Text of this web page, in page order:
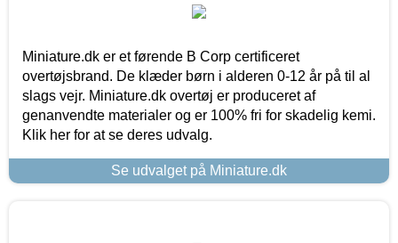
Miniature.dk er et førende B Corp certificeret
overtøjsbrand. De klæder børn i alderen 0-12 år på til al
slags vejr. Miniature.dk overtøj er produceret af
genanvendte materialer og er 100% fri for skadelig kemi.
Klik her for at se deres udvalg.
Se udvalget på Miniature.dk